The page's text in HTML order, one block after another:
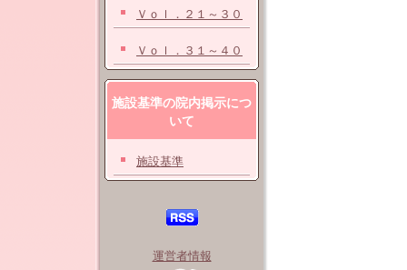
Ｖｏｌ．２１～３０
Ｖｏｌ．３１～４０
施設基準の院内掲示につ
いて
施設基準
運営者情報